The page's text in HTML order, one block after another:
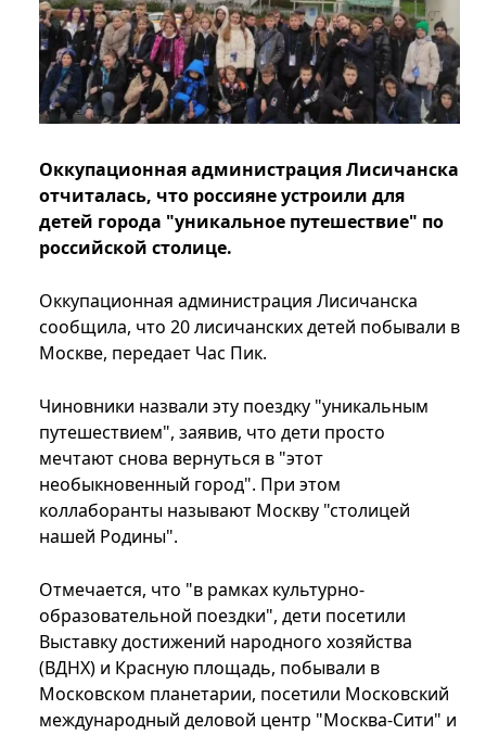
Оккупационная администрация Лисичанска
отчиталась, что россияне устроили для
детей города "уникальное путешествие" по
российской столице.
Оккупационная администрация Лисичанска
сообщила, что 20 лисичанских детей побывали в
Москве, передает Час Пик.
Чиновники назвали эту поездку "уникальным
путешествием", заявив, что дети просто
мечтают снова вернуться в "этот
необыкновенный город". При этом
коллаборанты называют Москву "столицей
нашей Родины".
Отмечается, что "в рамках культурно-
образовательной поездки", дети посетили
Выставку достижений народного хозяйства
(ВДНХ) и Красную площадь, побывали в
Московском планетарии, посетили Московский
международный деловой центр "Москва-Сити" и